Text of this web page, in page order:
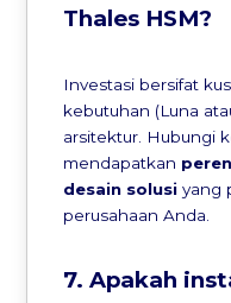
Thales HSM?
Investasi bersifat
kebutuhan (Luna
arsitektur. Hubungi
mendapatkan
desain solusi yang
perusahaan Anda.
7. Apakah